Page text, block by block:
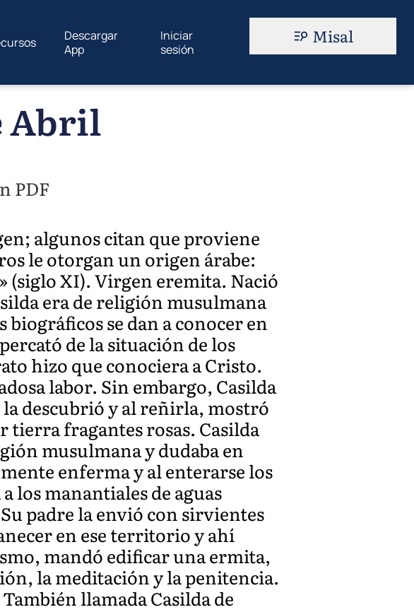
Descargar
App
Iniciar
sesión
Misal
Abril
PDF
algunos citan que proviene
le otorgan un origen árabe:
(siglo XI). Virgen eremita. Nació
era de religión musulmana
se dan a conocer en
de la situación de los
hizo que conociera a Cristo.
labor. Sin embargo, Casilda
descubrió y al reñirla, mostró
tierra fragantes rosas. Casilda
musulmana y dudaba en
enferma y al enterarse los
los manantiales de aguas
padre la envió con sirvientes
en ese territorio y ahí
mandó edificar una ermita,
la meditación y la penitencia.
llamada Casilda de